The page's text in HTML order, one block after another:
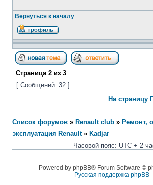
Вернуться к началу
Страница 2 из 3
[ Сообщений: 32 ]
На страницу
Список форумов » Renault club » Ремонт,
эксплуатация Renault» Kadjar
Часовой пояс: UTC + 2
Powered by phpBB® Forum Software ©
Русская поддержка phpBB